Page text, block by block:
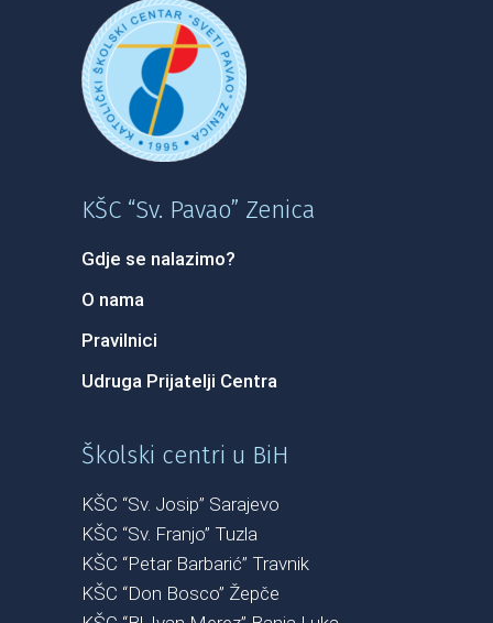
KŠC “Sv. Pavao” Zenica
Gdje se nalazimo?
O nama
Pravilnici
Udruga Prijatelji Centra
Školski centri u BiH
KŠC “Sv. Josip” Sarajevo
KŠC “Sv. Franjo” Tuzla
KŠC “Petar Barbarić” Travnik
KŠC “Don Bosco” Žepče